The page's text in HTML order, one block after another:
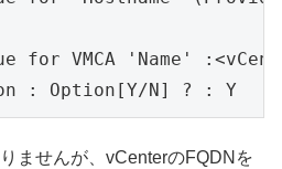
VMCA 'Name'
: Option[Y/N] ? : Y
ませんが、vCenterのFQDNを